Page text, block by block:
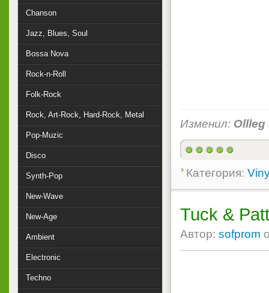
Изменил: Ollleg
Категория:
Tuck &
Автор: sofprom
Chanson
Jazz, Blues, Soul
Bossa Nova
Rock-n-Roll
Folk-Rock
Rock, Art-Rock, Hard-Rock, Metal
Pop-Muzic
Disco
Synth-Pop
New-Wave
New-Age
Ambient
Electronic
Techno